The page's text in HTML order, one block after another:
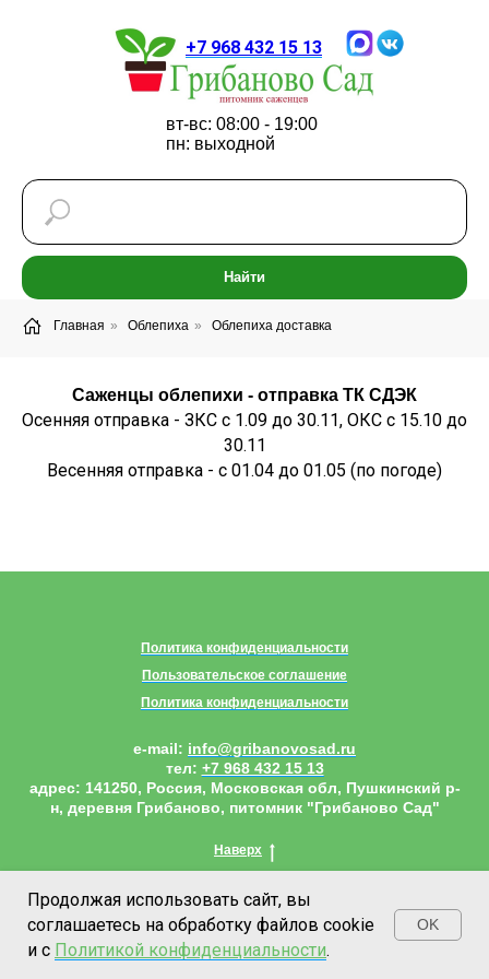
+7 968 432 15 13
вт-вс: 08:00 - 19:00
пн: выходной
Найти
КАТАЛОГ ЛК ДОСТАВКА КОНТАКТЫ
Главная » Облепиха » Облепиха доставка
Саженцы облепихи - отправка ТК СДЭК
Осенняя отправка - ЗКС с 1.09 до 30.11, ОКС с 15.10 до
30.11
Весенняя отправка - с 01.04 до 01.05 (по погоде)
Политика конфиденциальности
Пользовательское соглашение
Политика конфиденциальности
e-mail: info@gribanovosad.ru
тел: +7 968 432 15 13
адрес: 141250, Россия, Московская обл, Пушкинский р-
н, деревня Грибаново, питомник "Грибаново Сад"
Наверх
Продолжая использовать сайт, вы
соглашаетесь на обработку файлов cookie
и с Политикой конфиденциальности.
OK